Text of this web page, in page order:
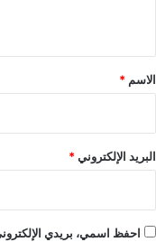
*
الاسم *
البريد الإلكتروني*
احفظ اسمي، بريدي